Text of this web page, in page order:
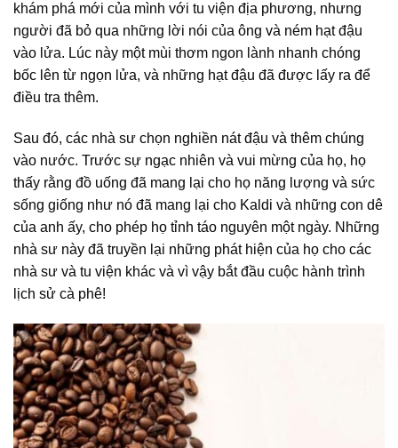
khám phá mới của mình với tu viện địa phương, nhưng
người đã bỏ qua những lời nói của ông và ném hạt đậu
vào lửa. Lúc này một mùi thơm ngon lành nhanh chóng
bốc lên từ ngọn lửa, và những hạt đậu đã được lấy ra để
điều tra thêm.
Sau đó, các nhà sư chọn nghiền nát đậu và thêm chúng
vào nước. Trước sự ngạc nhiên và vui mừng của họ, họ
thấy rằng đồ uống đã mang lại cho họ năng lượng và sức
sống giống như nó đã mang lại cho Kaldi và những con dê
của anh ấy, cho phép họ tỉnh táo nguyên một ngày. Những
nhà sư này đã truyền lại những phát hiện của họ cho các
nhà sư và tu viện khác và vì vậy bắt đầu cuộc hành trình
lịch sử cà phê!